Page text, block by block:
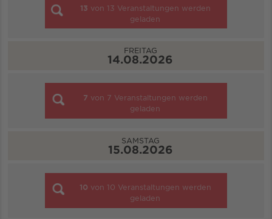
13 von 13 Veranstaltungen werden
geladen
FREITAG
14.08.2026
7 von 7 Veranstaltungen werden
geladen
SAMSTAG
15.08.2026
10 von 10 Veranstaltungen werden
geladen